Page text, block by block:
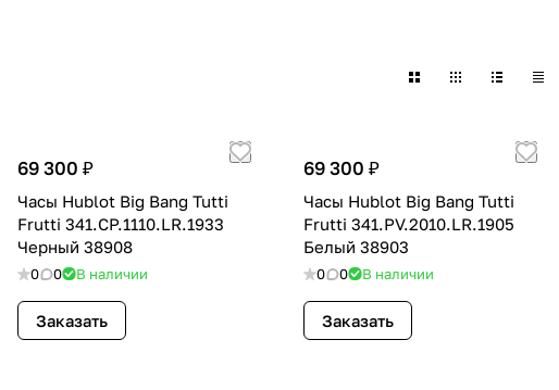
69 300 ₽
Часы Hublot Big Bang Tutti
Frutti 341.CP.1110.LR.1933
Черный 38908
0 0 В наличии
Заказать
69 300 ₽
Часы Hublot Big Bang Tutti
Frutti 341.PV.2010.LR.1905
Белый 38903
0 0 В наличии
Заказать